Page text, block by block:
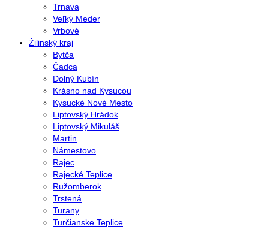
Trnava
Veľký Meder
Vrbové
Žilinský kraj
Bytča
Čadca
Dolný Kubín
Krásno nad Kysucou
Kysucké Nové Mesto
Liptovský Hrádok
Liptovský Mikuláš
Martin
Námestovo
Rajec
Rajecké Teplice
Ružomberok
Trstená
Turany
Turčianske Teplice